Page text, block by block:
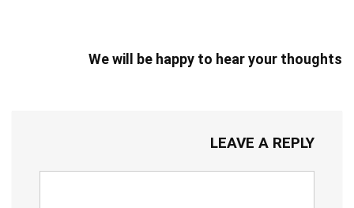
We will be happy to hear your thoughts
LEAVE A REPLY